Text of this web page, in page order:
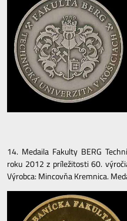
14. Medaila Fakulty BERG
roku 2012 z príležitosti 60.
Výrobca: Mincovňa Kremnica.